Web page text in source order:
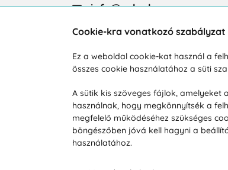
info@vohy.hu
Cookie-kra vonatkozó szabályzat
Ez a weboldal cookie-kat használ a
összes cookie használatához a süti
A sütik kis szöveges fájlok, amelyeket
használnak, hogy megkönnyítsék a
megfelelő működéséhez szükséges
böngészőben jóvá kell hagyni a
használatához.